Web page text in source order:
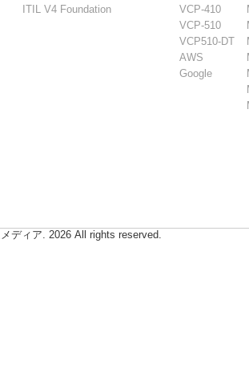
ITIL V4 Foundation
VCP-410
VCP-510
VCP510-DT
AWS
Google
ディア. 2026 All rights reserved.